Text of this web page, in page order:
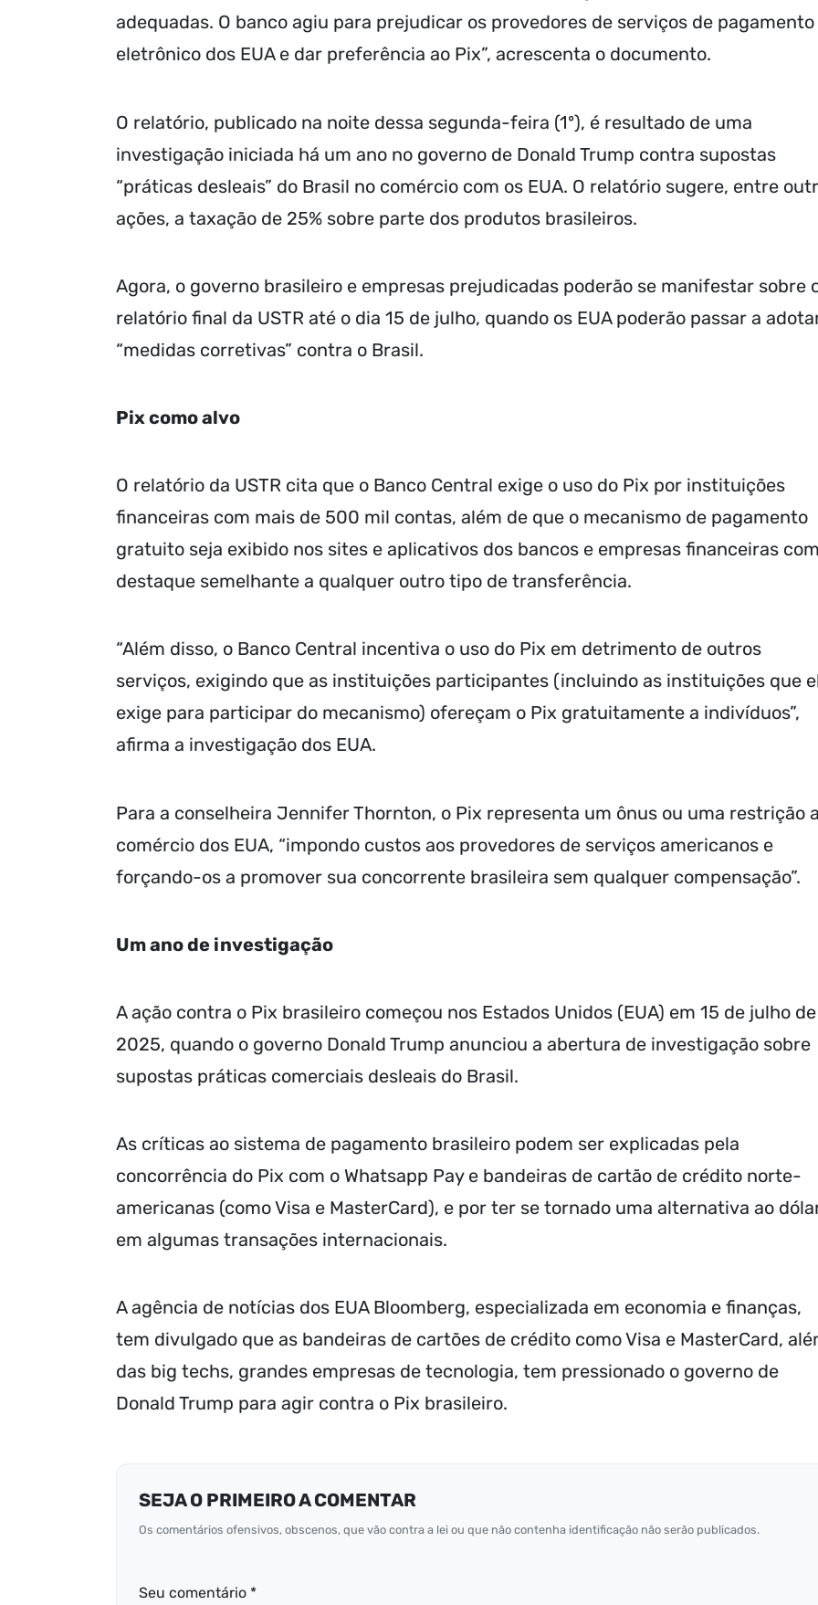
adequadas. O banco agiu para prejudicar os provedores de serviços de pagamento
eletrônico dos EUA e dar preferência ao Pix”, acrescenta o documento.
O relatório, publicado na noite dessa segunda-feira (1º), é resultado de uma
investigação iniciada há um ano no governo de Donald Trump contra supostas
“práticas desleais” do Brasil no comércio com os EUA. O relatório sugere, entre
ações, a taxação de 25% sobre parte dos produtos brasileiros.
Agora, o governo brasileiro e empresas prejudicadas poderão se manifestar sobre
relatório final da USTR até o dia 15 de julho, quando os EUA poderão passar a
“medidas corretivas” contra o Brasil.
Pix como alvo
O relatório da USTR cita que o Banco Central exige o uso do Pix por instituições
financeiras com mais de 500 mil contas, além de que o mecanismo de pagamento
gratuito seja exibido nos sites e aplicativos dos bancos e empresas financeiras
destaque semelhante a qualquer outro tipo de transferência.
“Além disso, o Banco Central incentiva o uso do Pix em detrimento de outros
serviços, exigindo que as instituições participantes (incluindo as instituições que
exige para participar do mecanismo) ofereçam o Pix gratuitamente a indivíduos”,
afirma a investigação dos EUA.
Para a conselheira Jennifer Thornton, o Pix representa um ônus ou uma restrição
comércio dos EUA, “impondo custos aos provedores de serviços americanos e
forçando-os a promover sua concorrente brasileira sem qualquer compensação”.
Um ano de investigação
A ação contra o Pix brasileiro começou nos Estados Unidos (EUA) em 15 de julho de
2025, quando o governo Donald Trump anunciou a abertura de investigação sobre
supostas práticas comerciais desleais do Brasil.
As críticas ao sistema de pagamento brasileiro podem ser explicadas pela
concorrência do Pix com o Whatsapp Pay e bandeiras de cartão de crédito norte-
americanas (como Visa e MasterCard), e por ter se tornado uma alternativa ao
em algumas transações internacionais.
A agência de notícias dos EUA Bloomberg, especializada em economia e finanças,
tem divulgado que as bandeiras de cartões de crédito como Visa e MasterCard,
das big techs, grandes empresas de tecnologia, tem pressionado o governo de
Donald Trump para agir contra o Pix brasileiro.
SEJA O PRIMEIRO A COMENTAR
Os comentários ofensivos, obscenos, que vão contra a lei ou que não contenha identificação não serão publicados.
Seu comentário *